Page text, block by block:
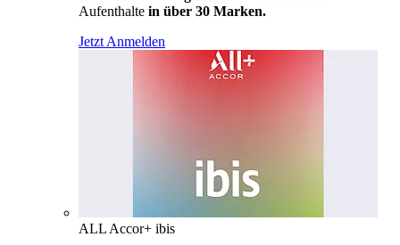
Aufenthalte in über 30 Marken.
Jetzt Anmelden
ALL Accor+ ibis